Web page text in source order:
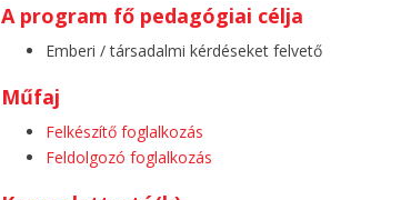
A program fő pedagógiai célja
Emberi / társadalmi kérdéseket felvető
Műfaj
Felkészítő foglalkozás
Feldolgozó foglalkozás